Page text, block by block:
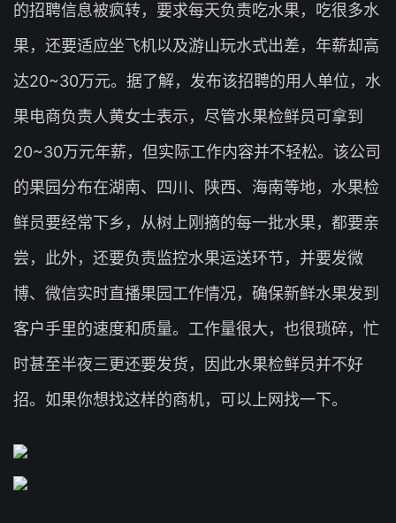
的招聘信息被疯转，要求每天负责吃水果，吃很多水
果，还要适应坐飞机以及游山玩水式出差，年薪却高
达20~30万元。据了解，发布该招聘的用人单位，水
果电商负责人黄女士表示，尽管水果检鲜员可拿到
20~30万元年薪，但实际工作内容并不轻松。该公司
的果园分布在湖南、四川、陕西、海南等地，水果检
鲜员要经常下乡，从树上刚摘的每一批水果，都要亲
尝，此外，还要负责监控水果运送环节，并要发微
博、微信实时直播果园工作情况，确保新鲜水果发到
客户手里的速度和质量。工作量很大，也很琐碎，忙
时甚至半夜三更还要发货，因此水果检鲜员并不好
招。如果你想找这样的商机，可以上网找一下。